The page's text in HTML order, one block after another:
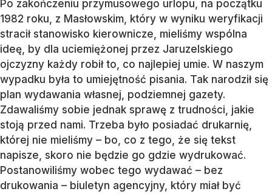
Po zakończeniu przymusowego urlopu, na początku
1982 roku, z Masłowskim, który w wyniku weryfikacji
stracił stanowisko kierownicze, mieliśmy wspólna
ideę, by dla uciemiężonej przez Jaruzelskiego
ojczyzny każdy robił to, co najlepiej umie. W naszym
wypadku była to umiejętność pisania. Tak narodził się
plan wydawania własnej, podziemnej gazety.
Zdawaliśmy sobie jednak sprawę z trudności, jakie
stoją przed nami. Trzeba było posiadać drukarnię,
której nie mieliśmy – bo, co z tego, że się tekst
napisze, skoro nie będzie go gdzie wydrukować.
Postanowiliśmy wobec tego wydawać – bez
drukowania – biuletyn agencyjny, który miał być